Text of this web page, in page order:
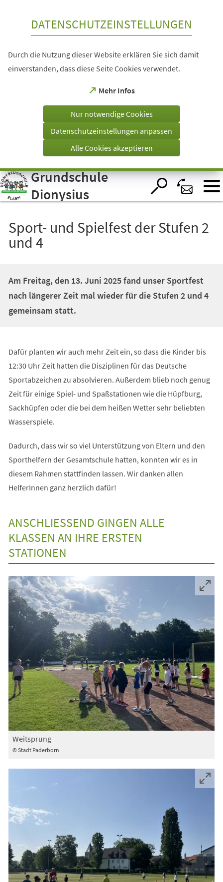
Visuelle
Assistenzsoftware
öffnen.
DATENSCHUTZEINSTELLUNGEN
Durch die Nutzung dieser Website erklären Sie sich damit
einverstanden, dass diese Seite Cookies verwendet.
Mehr Infos
(Öffnet
einem
Tab)
Nur notwendige Cookies
Datenschutzeinstellungen anpassen
Alle Cookies akzeptieren
Grundschule
Dionysius
Sport- und Spielfest der Stufen 2
und 4
Am Freitag, den 13. Juni 2025 fand unser Sportfest
nach längerer Zeit mal wieder für die Stufen 2 und 4
gemeinsam statt.
Dafür planten wir auch mehr Zeit ein, so dass die Kinder bis
12:30 Uhr Zeit hatten die Disziplinen für das Deutsche
Sportabzeichen zu absolvieren. Außerdem blieb noch genug
Zeit für einige Spiel- und Spaßstationen wie die Hüpfburg,
Sackhüpfen oder die bei dem heißen Wetter sehr beliebten
Wasserspiele.
Dadurch, dass wir so viel Unterstützung von Eltern und den
Sporthelfern der Gesamtschule hatten, konnten wir es in
diesem Rahmen stattfinden lassen. Wir danken allen
HelferInnen ganz herzlich dafür!
ANSCHLIESSEND GINGEN ALLE K
LASSEN AN IHRE ERSTEN S
TATIONEN
© Stadt Paderborn
Weitsprung